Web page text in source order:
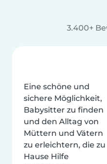
3.400+
Eine schöne und
sichere Möglichkeit,
Babysitter zu finden
und den Alltag von
Müttern und Vätern
zu erleichtern, die zu
Hause Hilfe